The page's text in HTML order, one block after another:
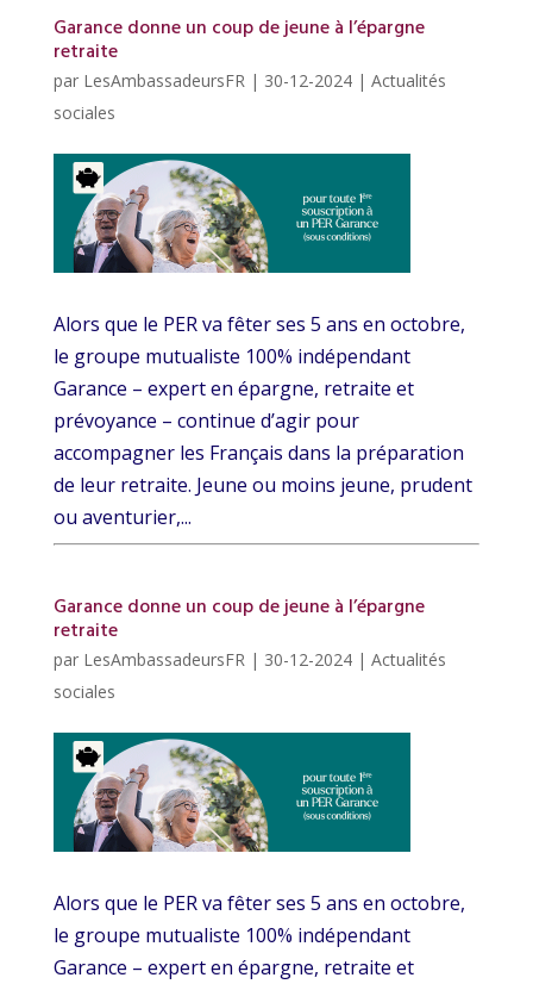
Garance donne un coup de jeune à l’épargne
retraite
par LesAmbassadeursFR | 30-12-2024| Actualités
sociales
Alors que le PER va fêter ses 5 ans en octobre,
le groupe mutualiste 100% indépendant
Garance – expert en épargne, retraite et
prévoyance – continue d’agir pour
accompagner les Français dans la préparation
de leur retraite. Jeune ou moins jeune, prudent
ou aventurier,...
Garance donne un coup de jeune à l’épargne
retraite
par LesAmbassadeursFR | 30-12-2024| Actualités
sociales
Alors que le PER va fêter ses 5 ans en octobre,
le groupe mutualiste 100% indépendant
Garance – expert en épargne, retraite et